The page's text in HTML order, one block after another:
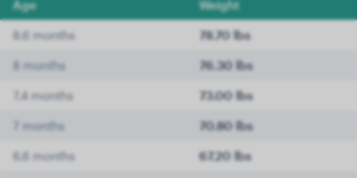
Age Weight
8.6 months 78.70 lbs
8 months 76.30 lbs
7.4 months 73.00 lbs
7 months 70.80 lbs
6.6 months 67.20 lbs